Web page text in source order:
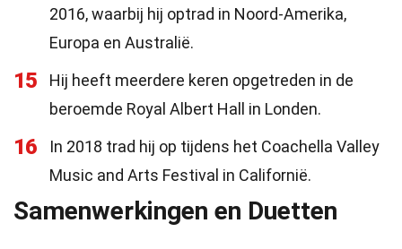
2016, waarbij hij optrad in Noord-Amerika,
Europa en Australië.
15
Hij heeft meerdere keren opgetreden in de
beroemde Royal Albert Hall in Londen.
16
In 2018 trad hij op tijdens het Coachella Valley
Music and Arts Festival in Californië.
Samenwerkingen en Duetten